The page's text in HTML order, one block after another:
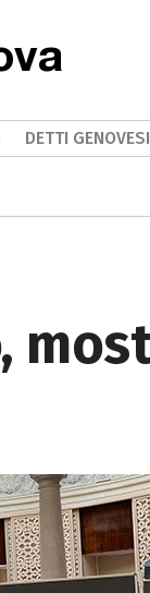
DETTI GENOVESI